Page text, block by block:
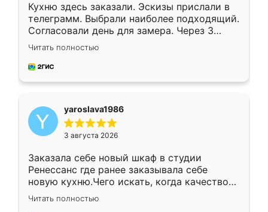
Кухню здесь заказали. Эскизы прислали в
телеграмм. Выбрали наиболее подходящий.
Согласовали день для замера. Через 3
недели кухня была уже готова. Остались
довольны работой. Спасибо Ренессанс
мебель за качественную работу!
Читать полностью
yaroslava1986
3 августа 2026
Заказала себе новый шкаф в студии
Ренессанс где ранее заказывала себе
новую кухню.Чего искать, когда качеством
вполне довольна. Служит кухня уже почти
два года, нареканий нет.
Читать полностью